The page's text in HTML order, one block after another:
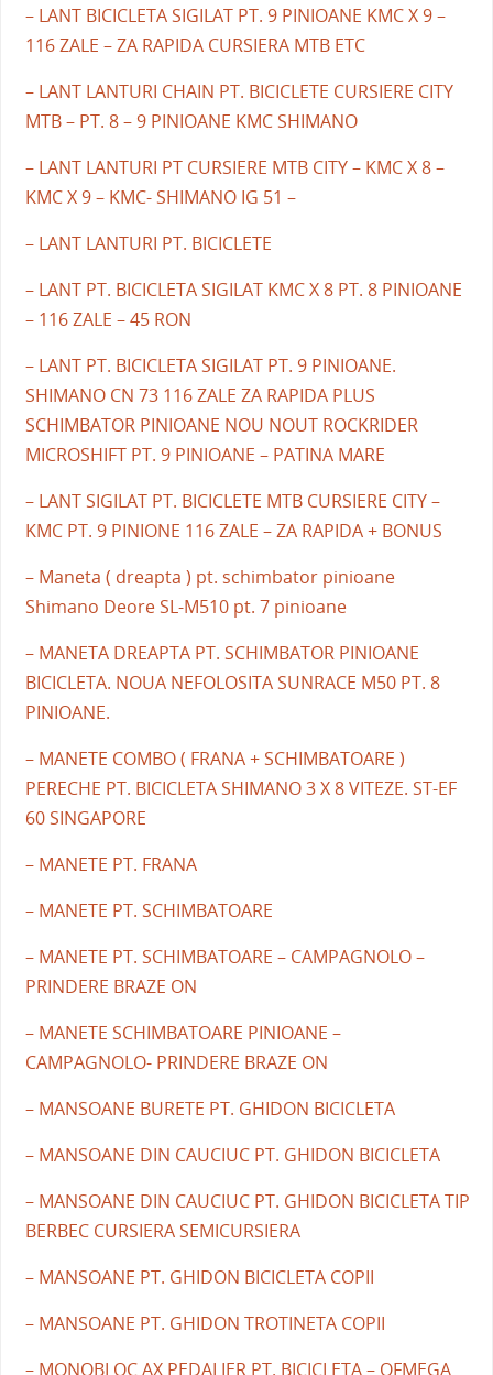
– LANT BICICLETA SIGILAT PT. 9 PINIOANE KMC X 9 –
116 ZALE – ZA RAPIDA CURSIERA MTB ETC
– LANT LANTURI CHAIN PT. BICICLETE CURSIERE CITY
MTB – PT. 8 – 9 PINIOANE KMC SHIMANO
– LANT LANTURI PT CURSIERE MTB CITY – KMC X 8 –
KMC X 9 – KMC- SHIMANO IG 51 –
– LANT LANTURI PT. BICICLETE
– LANT PT. BICICLETA SIGILAT KMC X 8 PT. 8 PINIOANE
– 116 ZALE – 45 RON
– LANT PT. BICICLETA SIGILAT PT. 9 PINIOANE.
SHIMANO CN 73 116 ZALE ZA RAPIDA PLUS
SCHIMBATOR PINIOANE NOU NOUT ROCKRIDER
MICROSHIFT PT. 9 PINIOANE – PATINA MARE
– LANT SIGILAT PT. BICICLETE MTB CURSIERE CITY –
KMC PT. 9 PINIONE 116 ZALE – ZA RAPIDA + BONUS
– Maneta ( dreapta ) pt. schimbator pinioane
Shimano Deore SL-M510 pt. 7 pinioane
– MANETA DREAPTA PT. SCHIMBATOR PINIOANE
BICICLETA. NOUA NEFOLOSITA SUNRACE M50 PT. 8
PINIOANE.
– MANETE COMBO ( FRANA + SCHIMBATOARE )
PERECHE PT. BICICLETA SHIMANO 3 X 8 VITEZE. ST-EF
60 SINGAPORE
– MANETE PT. FRANA
– MANETE PT. SCHIMBATOARE
– MANETE PT. SCHIMBATOARE – CAMPAGNOLO –
PRINDERE BRAZE ON
– MANETE SCHIMBATOARE PINIOANE –
CAMPAGNOLO- PRINDERE BRAZE ON
– MANSOANE BURETE PT. GHIDON BICICLETA
– MANSOANE DIN CAUCIUC PT. GHIDON BICICLETA
– MANSOANE DIN CAUCIUC PT. GHIDON BICICLETA TIP
BERBEC CURSIERA SEMICURSIERA
– MANSOANE PT. GHIDON BICICLETA COPII
– MANSOANE PT. GHIDON TROTINETA COPII
– MONOBLOC AX PEDALIER PT. BICICLETA – OFMEGA